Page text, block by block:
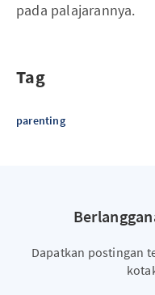
pada palajarannya.
Tag
parenting
Dapatkan postingan